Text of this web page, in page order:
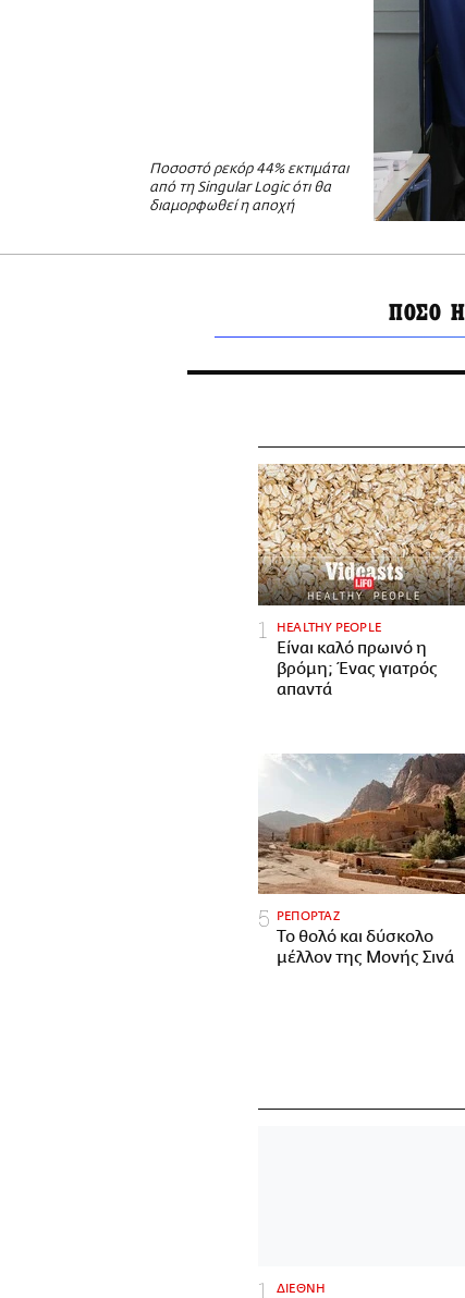
Ποσοστό ρεκόρ 44% εκτιμάται
από τη Singular Logic ότι θα
διαμορφωθεί η αποχή
ΠΟΣΟ
HEALTHY PEOPLE
Είναι καλό πρωινό η
βρόμη; Ένας γιατρός
απαντά
ΡΕΠΟΡΤΑΖ
Το θολό και δύσκολο
μέλλον της Μονής Σινά
ΔΙΕΘΝΗ